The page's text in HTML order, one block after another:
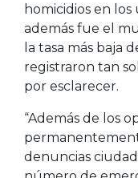
homicidios en
además fue el
la tasa más baja
registraron tan
por esclarecer.
“Además de los
denuncias